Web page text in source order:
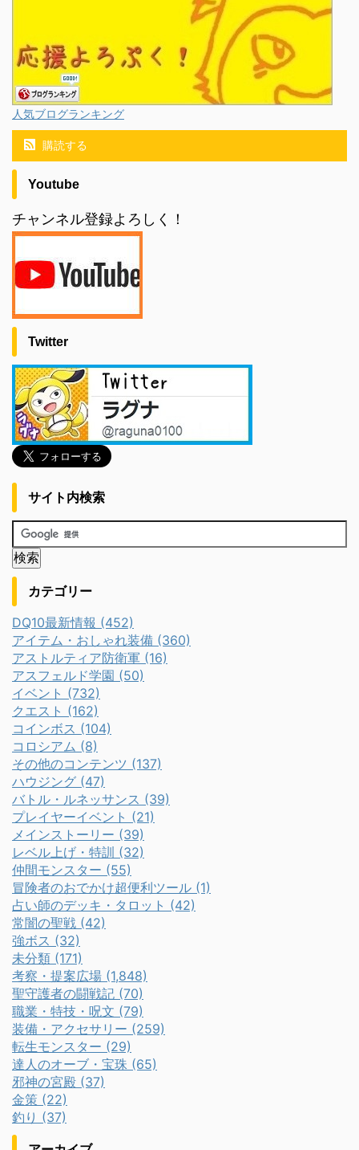
人気ブログランキング
購読する
Youtube
チャンネル登録よろしく！
Twitter
サイト内検索
カテゴリー
DQ10最新情報 (452)
アイテム・おしゃれ装備 (360)
アストルティア防衛軍 (16)
アスフェルド学園 (50)
イベント (732)
クエスト (162)
コインボス (104)
コロシアム (8)
その他のコンテンツ (137)
ハウジング (47)
バトル・ルネッサンス (39)
プレイヤーイベント (21)
メインストーリー (39)
レベル上げ・特訓 (32)
仲間モンスター (55)
冒険者のおでかけ超便利ツール (1)
占い師のデッキ・タロット (42)
常闇の聖戦 (42)
強ボス (32)
未分類 (171)
考察・提案広場 (1,848)
聖守護者の闘戦記 (70)
職業・特技・呪文 (79)
装備・アクセサリー (259)
転生モンスター (29)
達人のオーブ・宝珠 (65)
邪神の宮殿 (37)
金策 (22)
釣り (37)